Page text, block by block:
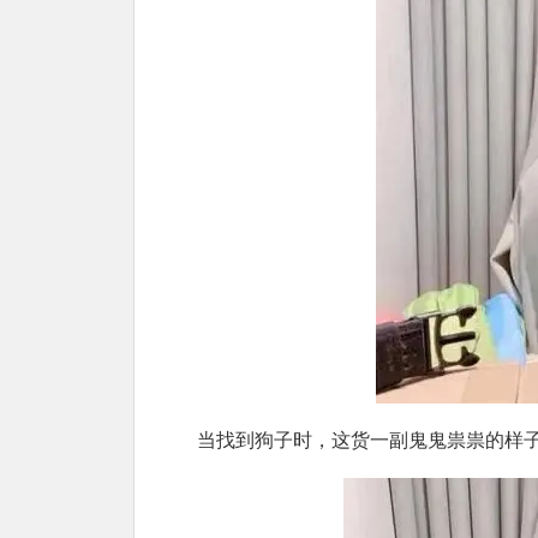
当找到狗子时，这货一副鬼鬼祟祟的样